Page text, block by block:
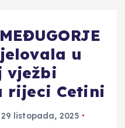
u
vježbi
rijeci Cetini
29 listopada, 2025